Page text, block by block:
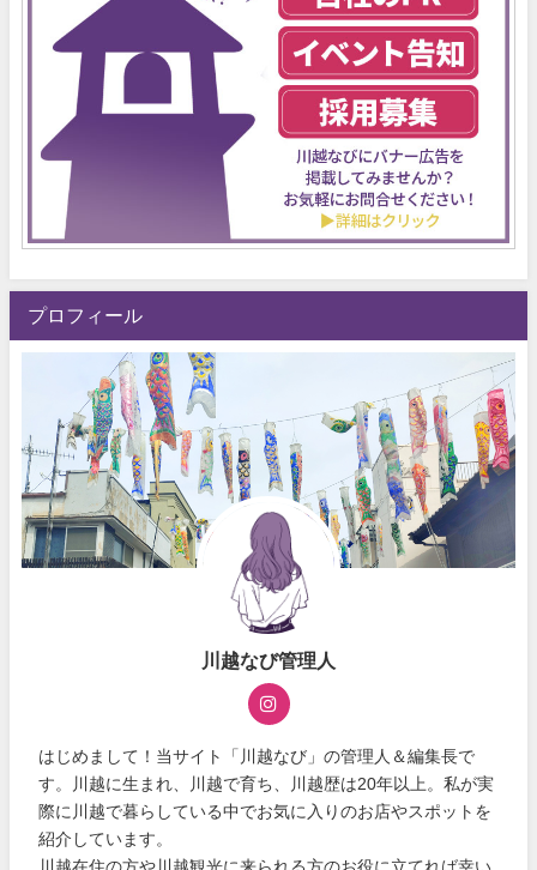
プロフィール
川越なび管理人
はじめまして！当サイト「川越なび」の管理人＆編集長で
す。川越に生まれ、川越で育ち、川越歴は20年以上。私が実
際に川越で暮らしている中でお気に入りのお店やスポットを
紹介しています。